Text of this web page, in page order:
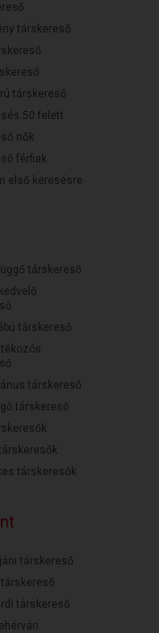
társkereső
társkereső
50 felett
nők
férfiak
első keresésre
társkereső
társkereső
társkereső
társkereső
társkeresők
társkereső
társkereső